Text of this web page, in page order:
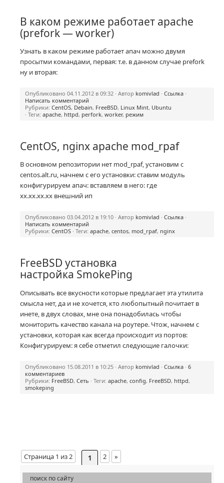
В каком режиме работает apache
(prefork — worker)
Узнать в каком режиме работает апач можно двумя
просытми командами, первая: т.е. в данном случае prefork
ну и вторая:
Опубликовано 04.11.2012 в 09:32 · Автор komivlad · Ссылка ·
Написать комментарий
Рубрики: CentOS, Debain, FreeBSD, Linux Mint, Ubuntu
· Теги: apache, httpd, perfork, worker, режим
CentOS, nginx apache mod_rpaf
В основном репозитории нет mod_rpaf, установим с
centos.alt.ru, начнем с его установки: ставим модуль
конфигурируем апач: вставляем в него: где
xx.xx.xx.xx внешний ип
Опубликовано 03.04.2012 в 19:10 · Автор komivlad · Ссылка ·
Написать комментарий
Рубрики: CentOS · Теги: apache, centos, mod_rpaf, nginx
FreeBSD установка
настройка SmokePing
Описывать все вкусности которые предлагает эта утилита
смысла нет, да и не хочется, кто любопытный почитает в
инете, в двух словах, мне она понадобилась чтобы
мониторить качество канала на роутере. Чтож, начнем с
установки, которая как всегда происходит из портов:
Конфигурируем: я себе отметил следующие галочки:
Опубликовано 15.08.2011 в 10:25 · Автор komivlad · Ссылка · 6
комментариев
Рубрики: FreeBSD, Сеть · Теги: apache, config, FreeBSD, httpd,
smokeping
Страница 1 из 2 1 2 »
поиск по сайту